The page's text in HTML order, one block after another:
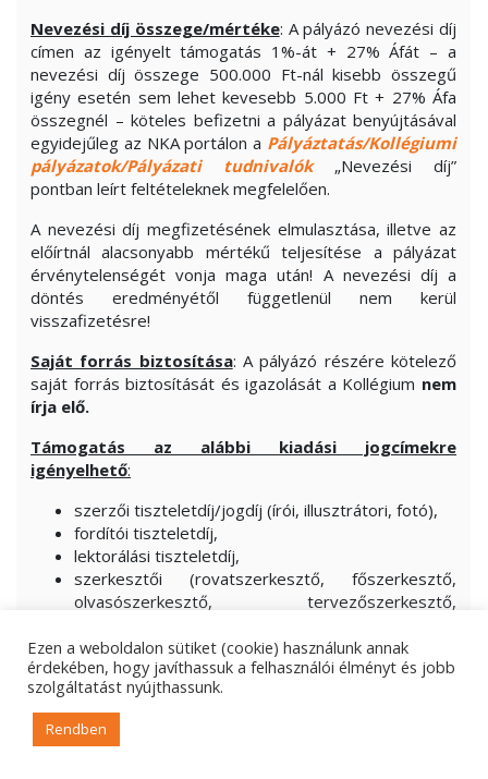
Nevezési díj összege/mértéke: A pályázó nevezési díj
címen az igényelt támogatás 1%-át + 27% Áfát – a
nevezési díj összege 500.000 Ft-nál kisebb összegű
igény esetén sem lehet kevesebb 5.000 Ft + 27% Áfa
összegnél – köteles befizetni a pályázat benyújtásával
egyidejűleg az NKA portálon a Pályáztatás/Kollégiumi
pályázatok/Pályázati tudnivalók„Nevezési díj”
pontban leírt feltételeknek megfelelően.
A nevezési díj megfizetésének elmulasztása, illetve az
előírtnál alacsonyabb mértékű teljesítése a pályázat
érvénytelenségét vonja maga után! A nevezési díj a
döntés eredményétől függetlenül nem kerül
visszafizetésre!
Saját forrás biztosítása: A pályázó részére kötelező
saját forrás biztosítását és igazolását a Kollégium nem
írja elő.
Támogatás az alábbi kiadási jogcímekre
igényelhető:
szerzői tiszteletdíj/jogdíj (írói, illusztrátori, fotó),
fordítói tiszteletdíj,
lektorálási tiszteletdíj,
szerkesztői (rovatszerkesztő, főszerkesztő,
olvasószerkesztő, tervezőszerkesztő,
A fenti tiszteletdíj/ak, jogdíj/ak kifizetése lehetdologi
(számlás) vagyszemélyi jellegű
jellegű kifizetés esetében a kapcsolódó járulékokra is
igényelhető támogatás.
Ezen a weboldalon sütiket (cookie) használunk annak
érdekében, hogy javíthassuk a felhasználói élményt és jobb
szolgáltatást nyújthassunk.
Rendben